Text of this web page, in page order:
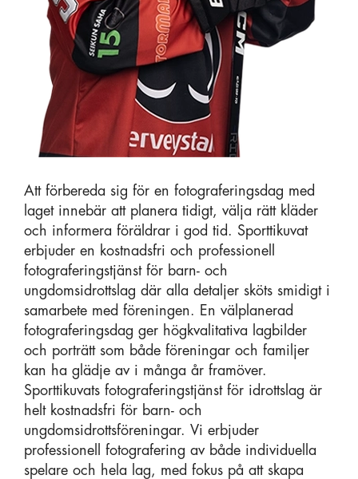
Att förbereda sig för en fotograferingsdag med
laget innebär att planera tidigt, välja rätt kläder
och informera föräldrar i god tid. Sporttikuvat
erbjuder en kostnadsfri och professionell
fotograferingstjänst för barn- och
ungdomsidrottslag där alla detaljer sköts smidigt i
samarbete med föreningen. En välplanerad
fotograferingsdag ger högkvalitativa lagbilder
och porträtt som både föreningar och familjer
kan ha glädje av i många år framöver.
Sporttikuvats fotograferingstjänst för idrottslag är
helt kostnadsfri för barn- och
ungdomsidrottsföreningar. Vi erbjuder
professionell fotografering av både individuella
spelare och hela lag, med fokus på att skapa